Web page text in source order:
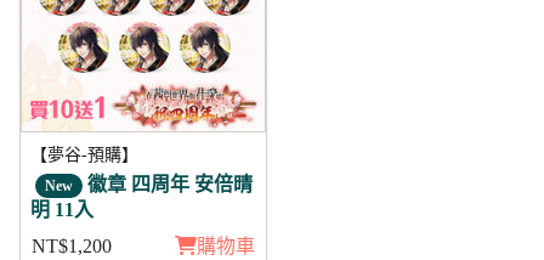
【夢谷-預購】
New 徽章 四周年 安倍晴
明 11入
NT$1,200
購物車